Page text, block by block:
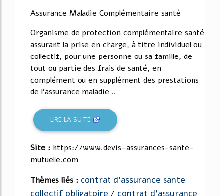
Assurance Maladie Complémentaire santé
Organisme de protection complémentaire santé
assurant la prise en charge, à titre individuel ou
collectif, pour une personne ou sa famille, de
tout ou partie des frais de santé, en
complément ou en supplément des prestations
de l'assurance maladie...
LIRE LA SUITE
Site : https://www.devis-assurances-sante-
mutuelle.com
Thèmes liés : contrat d'assurance sante
collectif obligatoire / contrat d'assurance